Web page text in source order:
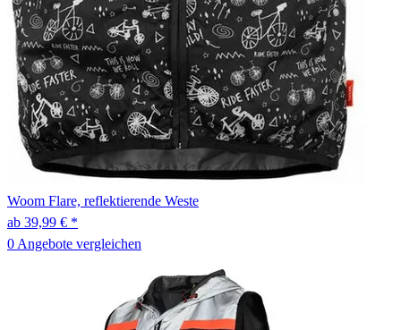
Woom Flare, reflektierende Weste
ab 39,99 € *
0 Angebote vergleichen